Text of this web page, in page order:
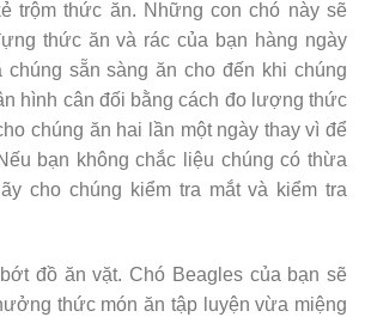
trộm thức ăn. Những con chó này sẽ
thức ăn và rác của bạn hàng ngày
sẵn sàng ăn cho đến khi chúng
hình cân đối bằng cách đo lượng thức
chúng ăn hai lần một ngày thay vì để
bạn không chắc liệu chúng có thừa
cho chúng kiểm tra mắt và kiểm tra
đồ ăn vặt. Chó Beagles của bạn sẽ
thức món ăn tập luyện vừa miệng